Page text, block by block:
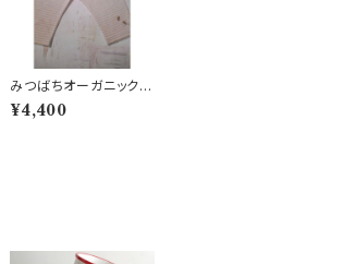
みつばちオーガニックパ
ンツ
¥4,400